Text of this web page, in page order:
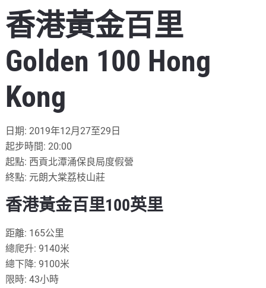
香港黃金百里
Golden 100 Hong
Kong
日期: 2019年12月27至29日
起步時間: 20:00
起點: 西貢北潭涌保良局度假營
終點: 元朗大棠荔枝山莊
香港黃金百里100英里
距離: 165公里
總爬升: 9140米
總下降: 9100米
限時: 43小時